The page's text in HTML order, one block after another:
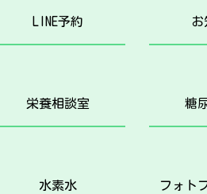
LINE予約 お
栄養相談室 糖
水素水 フォト